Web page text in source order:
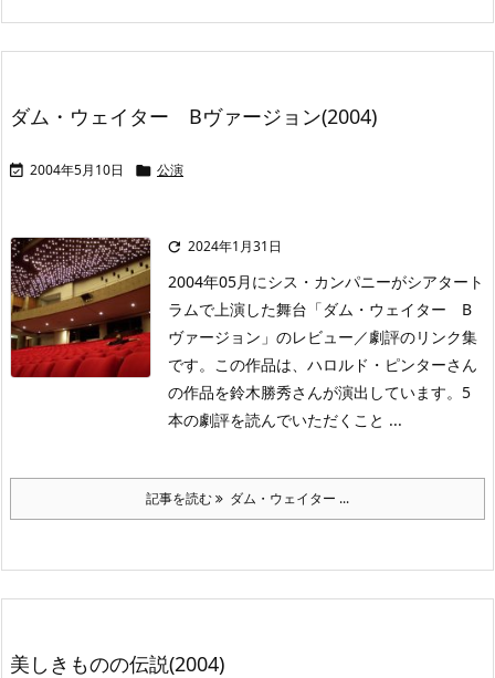
ダム・ウェイター Bヴァージョン(2004)
 2004年5月10日  公演
 2024年1月31日
2004年05月にシス・カンパニーがシアタート
ラムで上演した舞台「ダム・ウェイター B
ヴァージョン」のレビュー／劇評のリンク集
です。この作品は、ハロルド・ピンターさん
の作品を鈴木勝秀さんが演出しています。5
本の劇評を読んでいただくこと ...
記事を読む ダム・ウェイター ...
美しきものの伝説(2004)